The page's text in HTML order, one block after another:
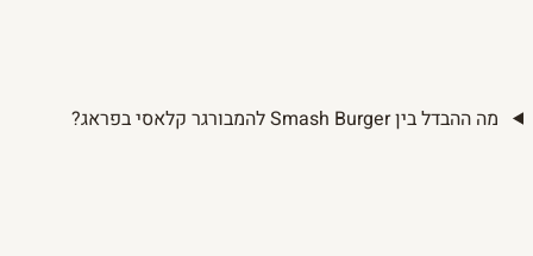
מה ההבדל בין Smash Burger להמבורגר קלאסי בפראג?